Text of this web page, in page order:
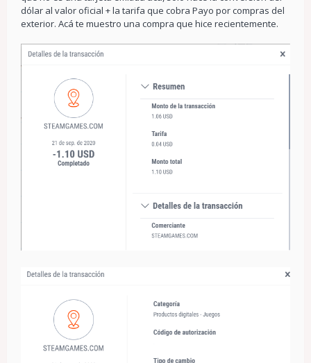
dólar al valor oficial + la tarifa que cobra Payo por compras del
exterior. Acá te muestro una compra que hice recientemente.